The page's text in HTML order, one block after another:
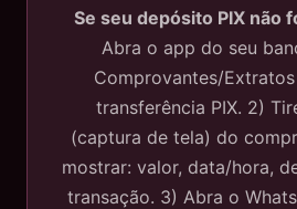
Se seu depósito PIX não
Abra o app do seu
Comprovantes/
transferência PIX. 2)
(captura de tela) do
mostrar: valor, data/hora,
transação. 3) Abra o